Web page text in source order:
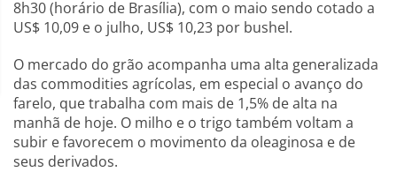
8h30 (horário de Brasília), com o maio sendo cotado a
US$ 10,09 e o julho, US$ 10,23 por bushel.
O mercado do grão acompanha uma alta generalizada
das commodities agrícolas, em especial o avanço do
farelo, que trabalha com mais de 1,5% de alta na
manhã de hoje. O milho e o trigo também voltam a
subir e favorecem o movimento da oleaginosa e de
seus derivados.